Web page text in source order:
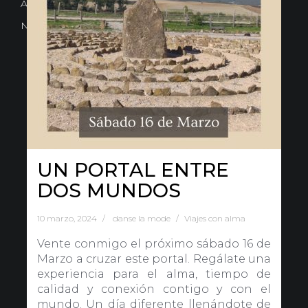
UN PORTAL ENTRE
DOS MUNDOS
10 marzo, 2024 danse la mode Viajes con alma
Vente conmigo el próximo sábado 16 de
Marzo a cruzar este portal. Regálate una
experiencia para el alma, tiempo de
calidad y conexión contigo y con el
mundo. Un día diferente llenándote de
Avd. Comercial 20 Barañain (Navarra)
Nota Legal·Privacidad·Política de Cookies